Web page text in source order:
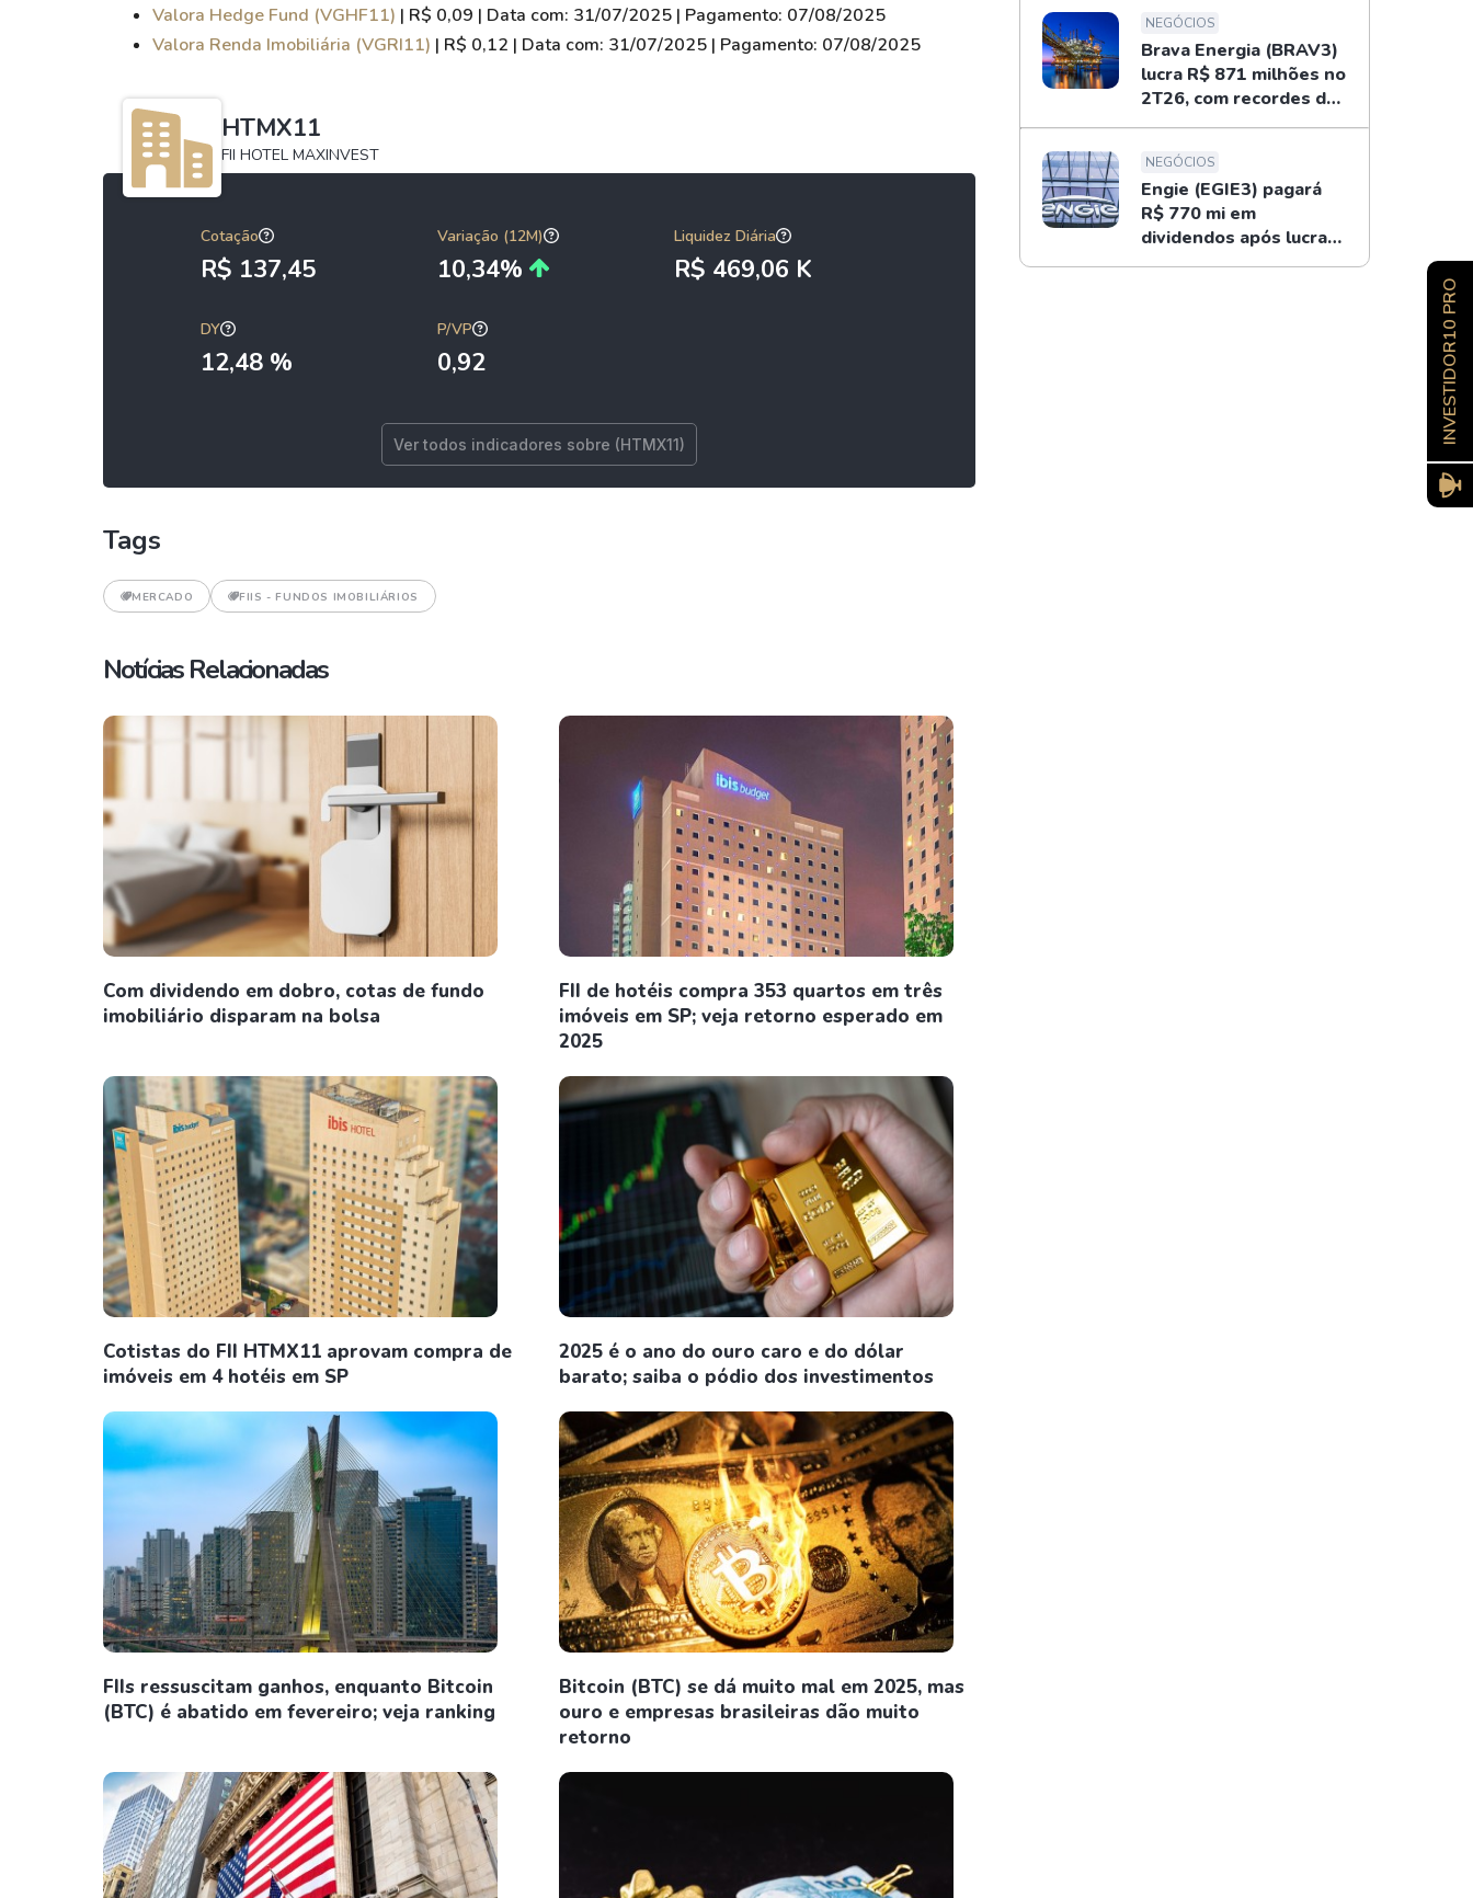
Valora Hedge Fund (VGHF11) | R$ 0,09 | Data com: 31/07/2025 | Pagamento: 07/08/2025
Valora Renda Imobiliária (VGRI11) | R$ 0,12 | Data com: 31/07/2025 | Pagamento: 07/08/2025
HTMX11
FII HOTEL MAXINVEST
Cotação
R$ 137,45
Variação (12M)
10,34%
Liquidez Diária
R$ 469,06 K
DY
12,48 %
P/VP
0,92
Ver todos indicadores sobre (HTMX11)
Tags
MERCADO FIIS - FUNDOS IMOBILIÁRIOS
Notícias Relacionadas
Com dividendo em dobro, cotas de fundo
imobiliário disparam na bolsa
FII de hotéis compra 353 quartos em três
imóveis em SP; veja retorno esperado em
2025
Cotistas do FII HTMX11 aprovam compra de
imóveis em 4 hotéis em SP
2025 é o ano do ouro caro e do dólar
barato; saiba o pódio dos investimentos
FIIs ressuscitam ganhos, enquanto Bitcoin
(BTC) é abatido em fevereiro; veja ranking
Bitcoin (BTC) se dá muito mal em 2025, mas
ouro e empresas brasileiras dão muito
retorno
NEGÓCIOS
Brava Energia (BRAV3)
lucra R$ 871 milhões no
2T26, com recordes do
ouro negro
NEGÓCIOS
Engie (EGIE3) pagará
R$ 770 mi em
dividendos após lucrar
R$ 694 mi no 2T26
INVESTIDOR10 PRO